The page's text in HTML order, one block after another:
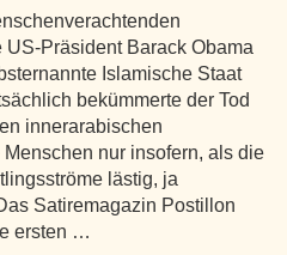
Präsident Barack Obama
Islamische Staat
bekümmerte der Tod
innerarabischen
nur insofern, als die
lästig, ja
Satiremagazin Postillon
ersten …